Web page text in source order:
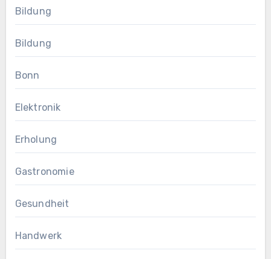
Bildung
Bildung
Bonn
Elektronik
Erholung
Gastronomie
Gesundheit
Handwerk